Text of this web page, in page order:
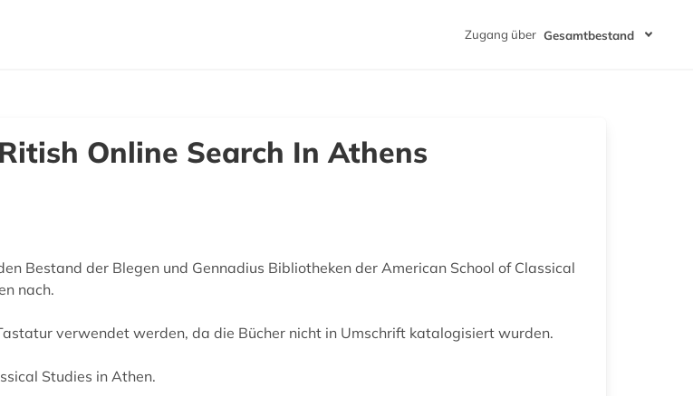
Zugang über Gesamtbestand
Online Search In Athens
Bestand der Blegen und Gennadius Bibliotheken der American School of Classical
nach.
verwendet werden, da die Bücher nicht in Umschrift katalogisiert wurden.
Studies in Athen.